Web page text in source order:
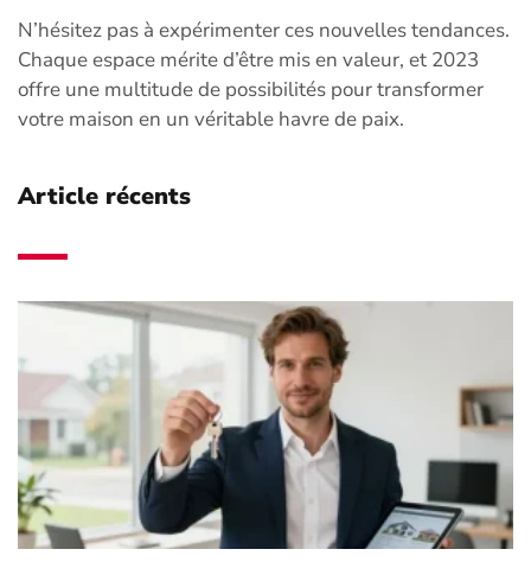
N’hésitez pas à expérimenter ces nouvelles tendances.
Chaque espace mérite d’être mis en valeur, et 2023
offre une multitude de possibilités pour transformer
votre maison en un véritable havre de paix.
Article récents